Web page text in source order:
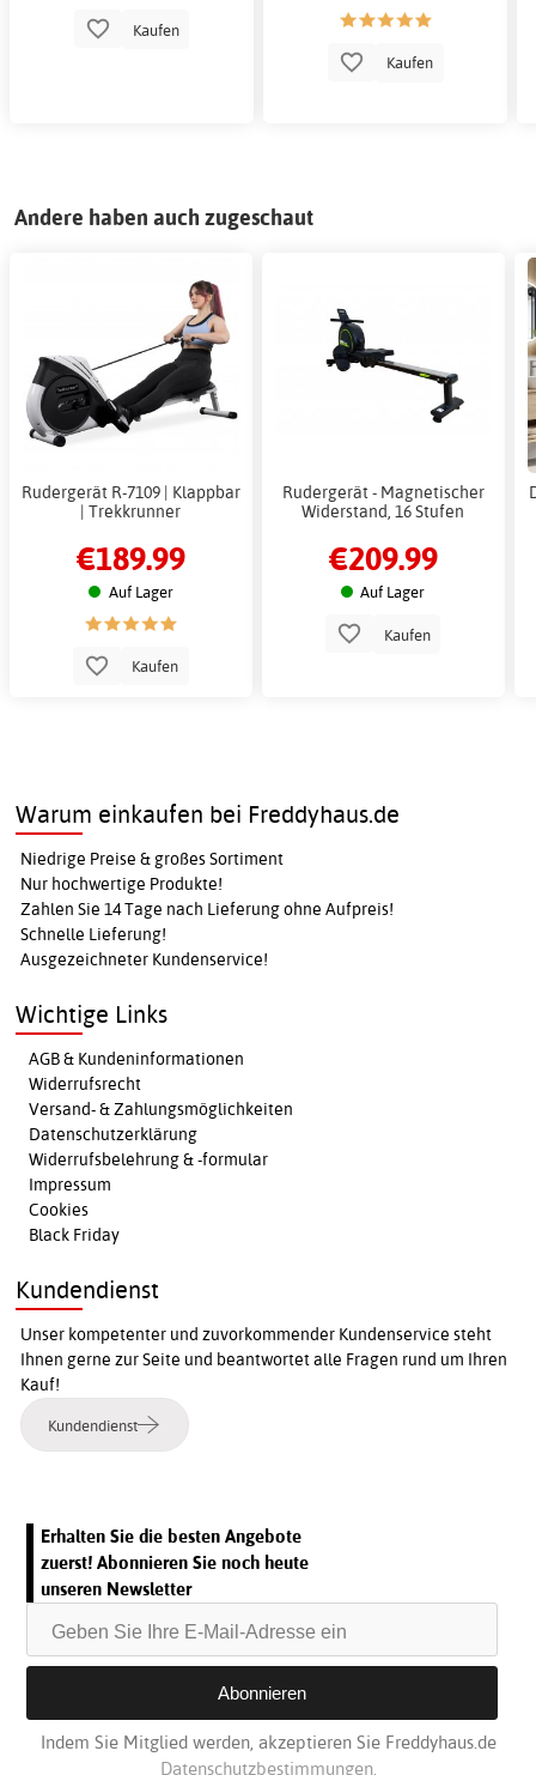
Kaufen
Kaufen
Andere haben auch zugeschaut
Rudergerät R-7109 | Klappbar
| Trekkrunner
€189.99
Auf Lager
Kaufen
Rudergerät - Magnetischer
Widerstand, 16 Stufen
€209.99
Auf Lager
Kaufen
Warum einkaufen bei Freddyhaus.de
Niedrige Preise & großes Sortiment
Nur hochwertige Produkte!
Zahlen Sie 14 Tage nach Lieferung ohne Aufpreis!
Schnelle Lieferung!
Ausgezeichneter Kundenservice!
Wichtige Links
AGB & Kundeninformationen
Widerrufsrecht
Versand- & Zahlungsmöglichkeiten
Datenschutzerklärung
Widerrufsbelehrung & -formular
Impressum
Cookies
Black Friday
Kundendienst
Unser kompetenter und zuvorkommender Kundenservice steht
Ihnen gerne zur Seite und beantwortet alle Fragen rund um Ihren
Kauf!
Kundendienst
Erhalten Sie die besten Angebote
zuerst! Abonnieren Sie noch heute
unseren Newsletter
Indem Sie Mitglied werden, akzeptieren Sie Freddyhaus.de
Datenschutzbestimmungen.